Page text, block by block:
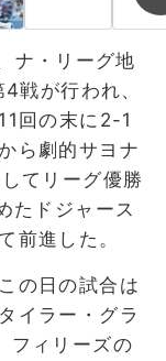
ナ・リーグ地
戦が行われ、
回の末に2-1
ら劇的サヨナ
てリーグ優勝
たドジャース
前進した。
の日の試合は
イラー・グラ
フィリーズの